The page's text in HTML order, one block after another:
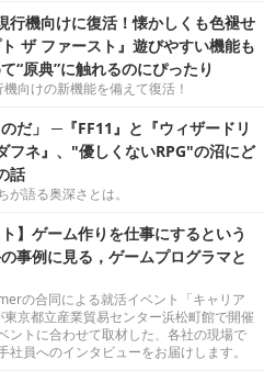
行機向けに復活！懐かしくも色褪せ
ザ ファースト』遊びやすい機能も
“原典”に触れるのにぴったり
向けの新機能を備えて復活！
のだ」 ─『FF11』と『ウィザードリ
フネ』、"優しくないRPG"の沼にど
話
語る奥深さとは。
ト】ゲーム作りを仕事にするという
事例に見る，ゲームプログラマと
の合同による就活イベント「キャリア
京都立産業貿易センター浜松町館で開催
ントに合わせて取材した、各社の現場で
社員へのインタビューをお届けします。